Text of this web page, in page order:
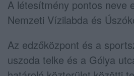
A létesítmény pontos neve
Nemzeti Vízilabda és
Az edzőközpont és a
uszoda telke és a Gólya